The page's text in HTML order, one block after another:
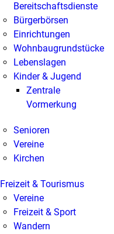
Bereitschaftsdienste
Bürgerbörsen
Einrichtungen
Wohnbaugrundstücke
Lebenslagen
Kinder & Jugend
Zentrale
Vormerkung
Senioren
Vereine
Kirchen
Freizeit & Tourismus
Vereine
Freizeit & Sport
Wandern